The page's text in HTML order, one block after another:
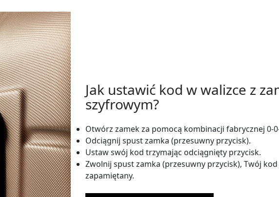
Jak ustawić kod w walizce z
szyfrowym?
Otwórz zamek za pomocą kombinacji fabrycznej 0-
Odciągnij spust zamka (przesuwny przycisk).
Ustaw swój kod trzymając odciągnięty przycisk.
Zwolnij spust zamka (przesuwny przycisk), Twój kod
zapamiętany.